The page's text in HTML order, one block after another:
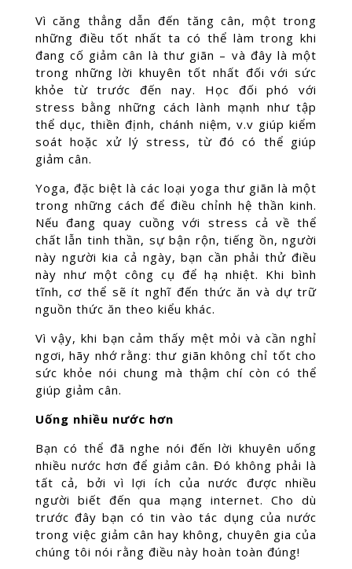
Vì căng thẳng dẫn đến tăng cân, một trong
những điều tốt nhất ta có thể làm trong khi
đang cố giảm cân là thư giãn – và đây là một
trong những lời khuyên tốt nhất đối với sức
khỏe từ ​​trước đến nay. Học đối phó với
stress bằng những cách lành mạnh như tập
thể dục, thiền định, chánh niệm, v.v giúp kiểm
soát hoặc xử lý stress, từ đó có thể giúp
giảm cân.
Yoga, đặc biệt là các loại yoga thư giãn là một
trong những cách để điều chỉnh hệ thần kinh.
Nếu đang quay cuồng với stress cả về thể
chất lẫn tinh thần, sự bận rộn, tiếng ồn, người
này người kia cả ngày, bạn cần phải thử điều
này như một công cụ để hạ nhiệt. Khi bình
tĩnh, cơ thể sẽ ít nghĩ đến thức ăn và dự trữ
nguồn thức ăn theo kiểu khác.
Vì vậy, khi bạn cảm thấy mệt mỏi và cần nghỉ
ngơi, hãy nhớ rằng: thư giãn không chỉ tốt cho
sức khỏe nói chung mà thậm chí còn có thể
giúp giảm cân.
Uống nhiều nước hơn
Bạn có thể đã nghe nói đến lời khuyên uống
nhiều nước hơn để giảm cân. Đó không phải là
tất cả, bởi vì lợi ích của nước được nhiều
người biết đến qua mạng internet. Cho dù
trước đây bạn có tin vào tác dụng của nước
trong việc giảm cân hay không, chuyên gia của
chúng tôi nói rằng điều này hoàn toàn đúng!